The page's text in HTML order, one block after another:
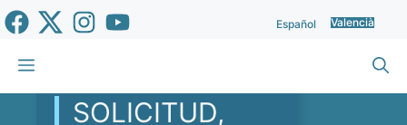
Vés
al
contingut
Español Valencià
Menu
SOLICITUD,